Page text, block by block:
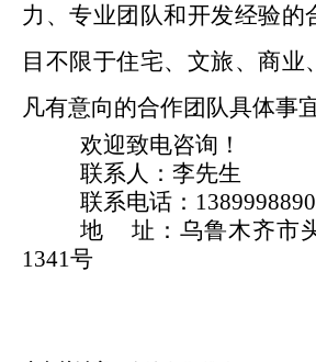
力、专业团队和开发经验的
目不限于住宅、文旅、商业、
凡有意向的合作团队具体事
欢迎致电咨询 ！
联系人：李先生
联系电话：
地
址： 乌鲁木齐市
1341号